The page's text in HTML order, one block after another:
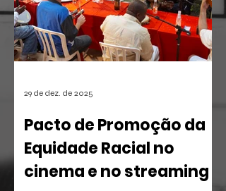
Pacto de Promoção da
Equidade Racial no
cinema e no streaming
29 de dez. de 2025